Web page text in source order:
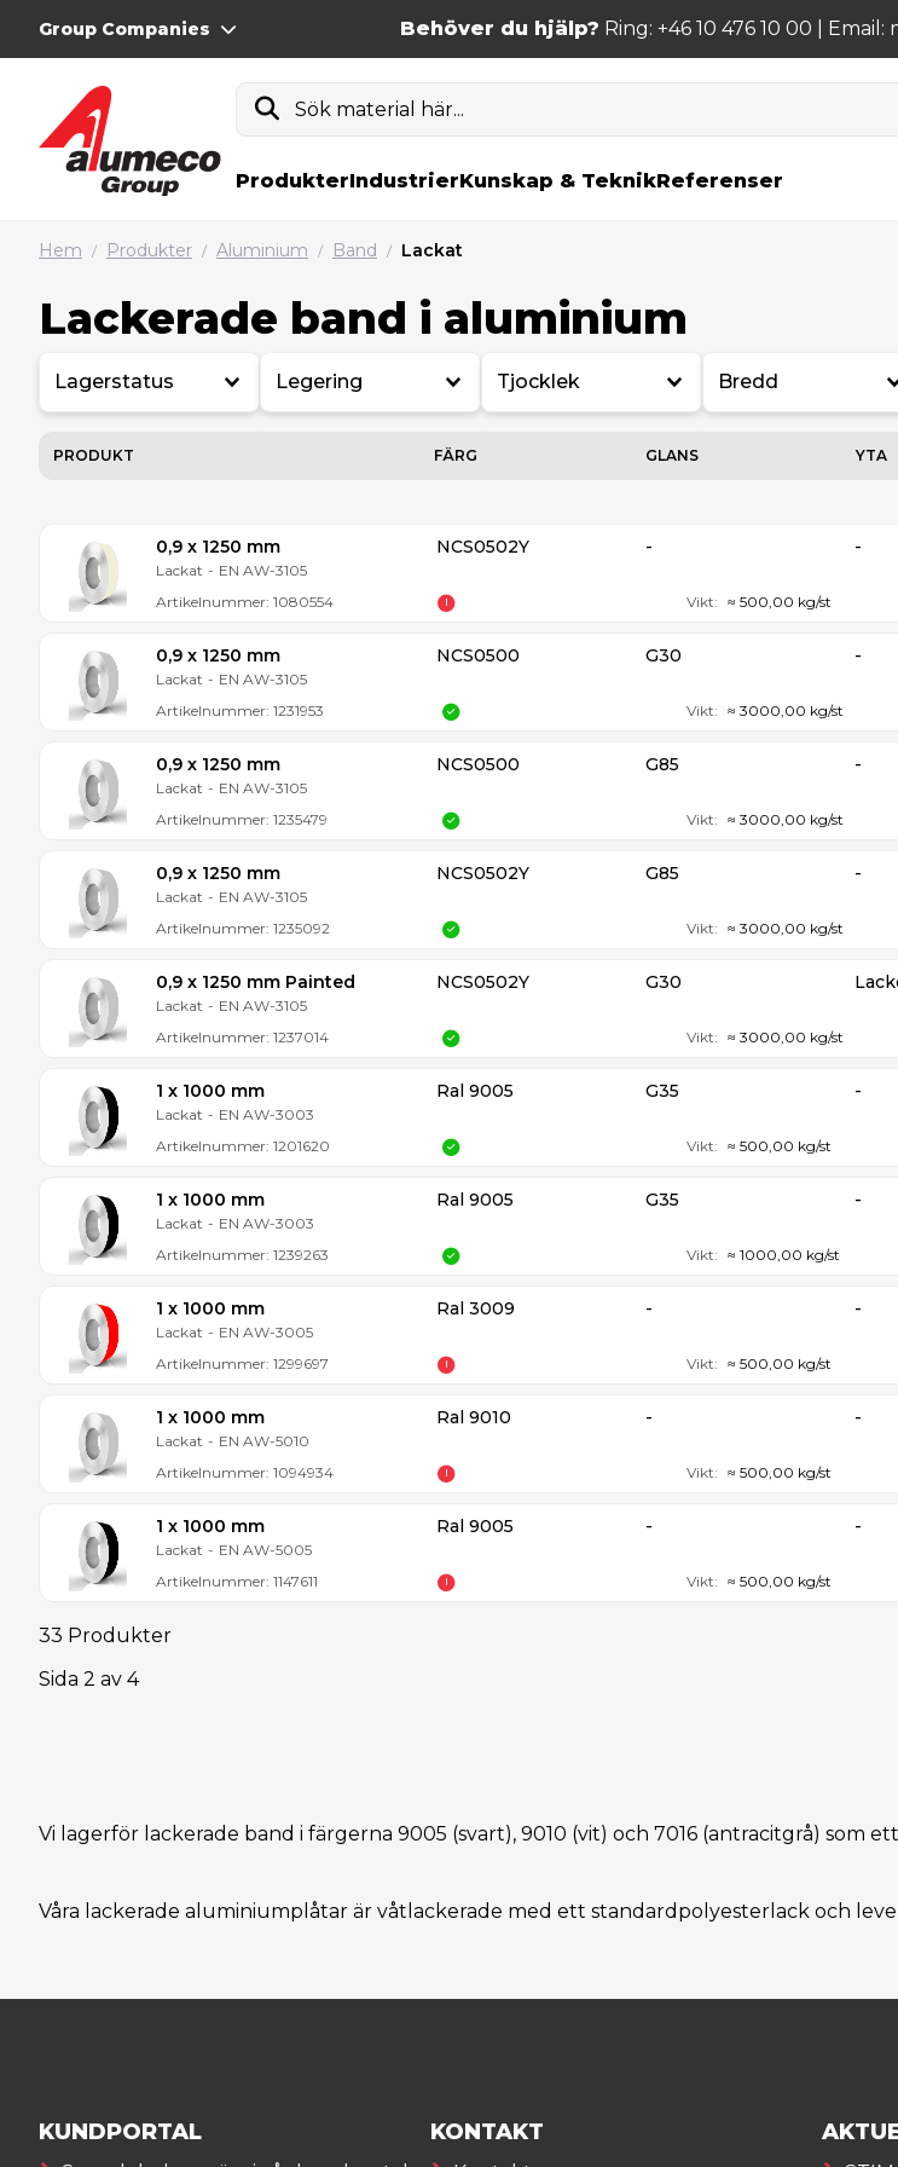
Group Companies Behöver du hjälp? Ring: +46 10 476 10 00 |
Sök material här...
ProdukterIndustrierKunskap & TeknikReferenser
Hem / Produkter / Aluminium / Band / Lackat
Lackerade band i aluminium
Lagerstatus Legering Tjocklek Bredd
PRODUKT FÄRG GLANS YTA
0,9 x 1250 mm
Lackat - EN AW-3105
Artikelnummer: 1080554
NCS0502Y - -
Vikt: ≈ 500,00 kg/st
0,9 x 1250 mm
Lackat - EN AW-3105
Artikelnummer: 1231953
NCS0500 G30 -
Vikt: ≈ 3000,00 kg/st
0,9 x 1250 mm
Lackat - EN AW-3105
Artikelnummer: 1235479
NCS0500 G85 -
Vikt: ≈ 3000,00 kg/st
0,9 x 1250 mm
Lackat - EN AW-3105
Artikelnummer: 1235092
NCS0502Y G85 -
Vikt: ≈ 3000,00 kg/st
0,9 x 1250 mm Painted
Lackat - EN AW-3105
Artikelnummer: 1237014
NCS0502Y G30
Vikt: ≈ 3000,00 kg/st
1 x 1000 mm
Lackat - EN AW-3003
Artikelnummer: 1201620
Ral 9005 G35 -
Vikt: ≈ 500,00 kg/st
1 x 1000 mm
Lackat - EN AW-3003
Artikelnummer: 1239263
Ral 9005 G35 -
Vikt: ≈ 1000,00 kg/st
1 x 1000 mm
Lackat - EN AW-3005
Artikelnummer: 1299697
Ral 3009 - -
Vikt: ≈ 500,00 kg/st
1 x 1000 mm
Lackat - EN AW-5010
Artikelnummer: 1094934
Ral 9010 - -
Vikt: ≈ 500,00 kg/st
1 x 1000 mm
Lackat - EN AW-5005
Artikelnummer: 1147611
Ral 9005 - -
Vikt: ≈ 500,00 kg/st
33 Produkter
Sida 2 av 4
Vi lagerför lackerade band i färgerna 9005 (svart), 9010 (vit) och 7016 (antracitgrå)
Våra lackerade aluminiumplåtar är våtlackerade med ett standardpolyesterlack och
KUNDPORTAL KONTAKT